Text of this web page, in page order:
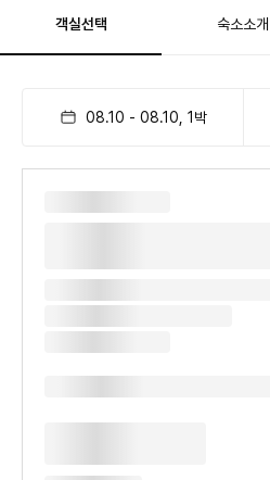
객실선택 숙소소개
08.10 - 08.10 1 박